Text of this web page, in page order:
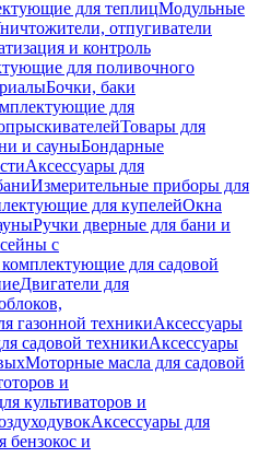
для теплицМодульные
отпугиватели
и контроль
для поливочного
Бочки, баки
для
Товары для
и сауныБондарные
Аксессуары для
Измерительные приборы для
для купелейОкна
Ручки дверные для бани и
с
для садовой
Двигатели для
газонной техникиАксессуары
садовой техникиАксессуары
Моторные масла для садовой
и
культиваторов и
Аксессуары для
бензокос и